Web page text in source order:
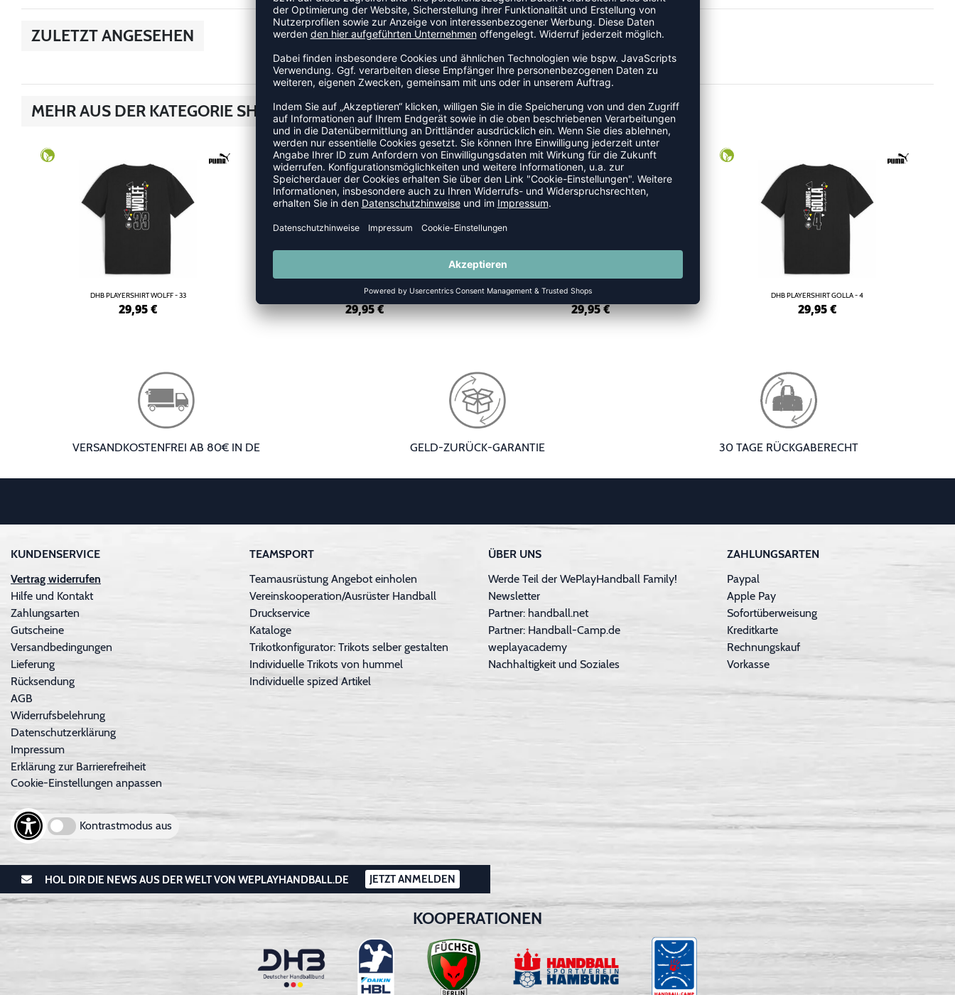
ZULETZT ANGESEHEN
MEHR AUS DER KATEGORIE SHIRTS
DHB PLAYERSHIRT WOLFF - 33
29,95€
DHB PLAYERSHIRT KNORR - 15
29,95€
DHB PLAYERSHIRT KÖSTER - 18
29,95€
DHB PLAYERSHIRT GOLLA - 4
29,95€
VERSANDKOSTENFREI AB 80€ IN DE GELD-ZURÜCK-GARANTIE 30 TAGE RÜCKGABERECHT
KUNDENSERVICE
Vertrag widerrufen
Hilfe und Kontakt
Zahlungsarten
Gutscheine
Versandbedingungen
Lieferung
Rücksendung
AGB
Widerrufsbelehrung
Datenschutzerklärung
Impressum
Erklärung zur Barrierefreiheit
Cookie-Einstellungen anpassen
Kontrastmodus aus
TEAMSPORT
Teamausrüstung Angebot einholen
Vereinskooperation/Ausrüster Handball
Druckservice
Kataloge
Trikotkonfigurator: Trikots selber gestalten
Individuelle Trikots von hummel
Individuelle spized Artikel
ÜBER UNS
Werde Teil der WePlayHandball Family!
Newsletter
Partner: handball.net
Partner: Handball-Camp.de
weplayacademy
Nachhaltigkeit und Soziales
ZAHLUNGSARTEN
Paypal
Apple Pay
Sofortüberweisung
Kreditkarte
Rechnungskauf
Vorkasse
HOL DIR DIE NEWS AUS DER WELT VON WEPLAYHANDBALL.DE JETZT ANMELDEN
KOOPERATIONEN